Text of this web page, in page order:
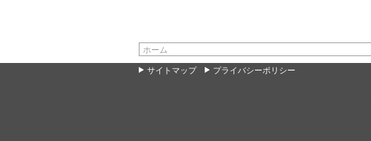
ホーム
サイトマップ プライバシーポリシー